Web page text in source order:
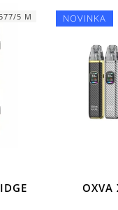
5 M NOVINKA